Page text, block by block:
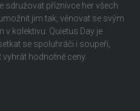
sdružovat příznivce her všech
jim tak, věnovat se svým
kolektivu. Quietus Day je
se spoluhráči i soupeři,
hodnotné ceny.